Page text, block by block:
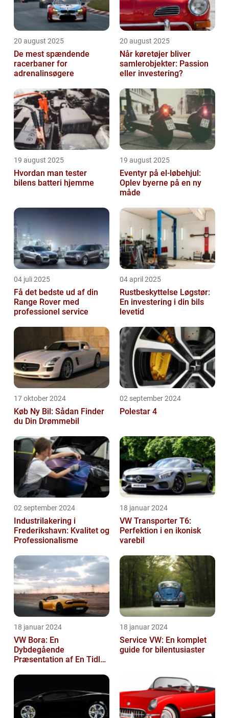
20 august 2025
De mest spændende
racerbaner for
adrenalinsøgere
20 august 2025
Når køretøjer bliver
samlerobjekter: Passion
eller investering?
19 august 2025
Hvordan man tester
bilens batteri hjemme
19 august 2025
Eventyr på el-løbehjul:
Oplev byerne på en ny
måde
04 juli 2025
Få det bedste ud af din
Range Rover med
professionel service
04 april 2025
Rustbeskyttelse Løgstør:
En investering i din bils
levetid
17 oktober 2024
Køb Ny Bil: Sådan Finder
du Din Drømmebil
02 september 2024
Polestar 4
02 september 2024
Industrilakering i
Frederikshavn: Kvalitet og
Professionalisme
18 januar 2024
VW Transporter T6:
Perfektion i en ikonisk
varebil
18 januar 2024
VW Bora: En
Dybdegående
Præsentation af En Tidløs
18 januar 2024
Service VW: En komplet
guide for bilentusiaster